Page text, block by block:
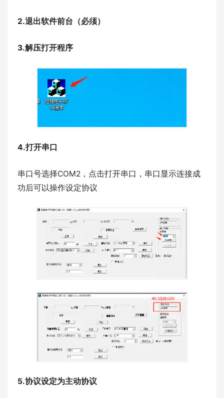
2.退出软件前台（必须）
3.解压打开程序
4.打开串口
串口号选择COM2，点击打开串口，串口显示连接成
功后可以操作设定协议
5.协议设定为主动协议